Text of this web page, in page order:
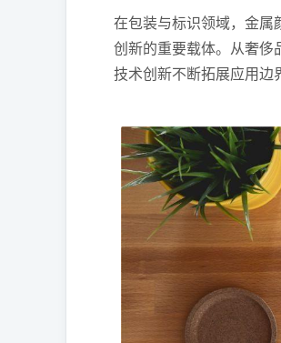
在包装与标识领域，金属
创新的重要载体。从奢侈
技术创新不断拓展应用边